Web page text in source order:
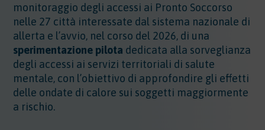
monitoraggio degli accessi ai Pronto Soccorso
nelle 27 città interessate dal sistema nazionale di
allerta e l’avvio, nel corso del 2026, di una
sperimentazione pilota dedicata alla sorveglianza
degli accessi ai servizi territoriali di salute
mentale, con l’obiettivo di approfondire gli effetti
delle ondate di calore sui soggetti maggiormente
a rischio.